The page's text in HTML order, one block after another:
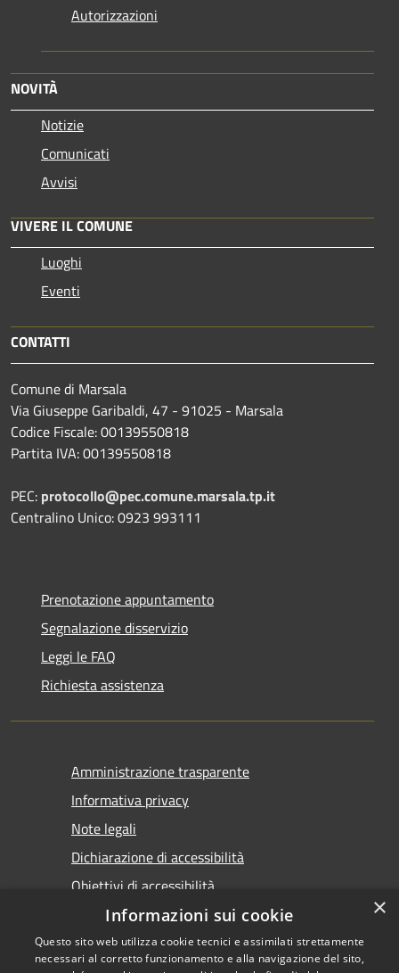
Autorizzazioni
NOVITÀ
Notizie
Comunicati
Avvisi
VIVERE IL COMUNE
Luoghi
Eventi
CONTATTI
Comune di Marsala
Via Giuseppe Garibaldi, 47 - 91025 - Marsala
Codice Fiscale: 00139550818
Partita IVA: 00139550818
PEC: protocollo@pec.comune.marsala.tp.it
Centralino Unico: 0923 993111
Prenotazione appuntamento
Segnalazione disservizio
Leggi le FAQ
Richiesta assistenza
Amministrazione trasparente
Informativa privacy
Note legali
Dichiarazione di accessibilità
Obiettivi di accessibilità
×
Informazioni sui cookie
Questo sito web utilizza cookie tecnici e assimilati strettamente
necessari al corretto funzionamento e alla navigazione del sito,